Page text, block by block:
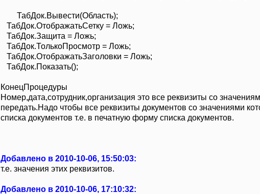
ТабДок.Вывести(Область);
ТабДок.ОтображатьСетку = Ложь;
ТабДок.Защита = Ложь;
ТабДок.ТолькоПросмотр = Ложь;
ТабДок.ОтображатьЗаголовки = Ложь;
ТабДок.Показать();
КонецПроцедуры
Номер,дата,сотрудник,организация это все реквизиты со
передать.Надо чтобы все реквизиты документов со значениями
списка документов т.е. в печатную форму списка документов.
Добавлено в 2010-10-06, 15:50:03:
т.е. значения этих реквизитов.
Добавлено в 2010-10-06, 17:10:32: